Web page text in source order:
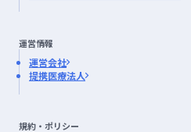
運営情報
運営会社
提携医療法人
規約・ポリシー